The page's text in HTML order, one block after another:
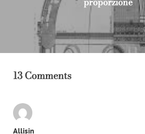
13 Comments
Allisin